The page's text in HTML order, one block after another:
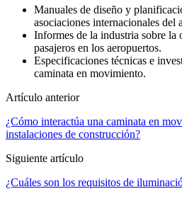
Manuales de diseño y
asociaciones internacionales del
Informes de la industria sobre
pasajeros en los aeropuertos.
Especificaciones técnicas e
caminata en movimiento.
Artículo anterior
¿Cómo interactúa una caminata en
instalaciones de construcción?
Siguiente artículo
¿Cuáles son los requisitos de